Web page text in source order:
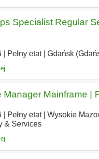
Specialist Regular
| Pełny etat| Gdańsk
Manager Mainframe |
| Pełny etat| Wysokie
& Services